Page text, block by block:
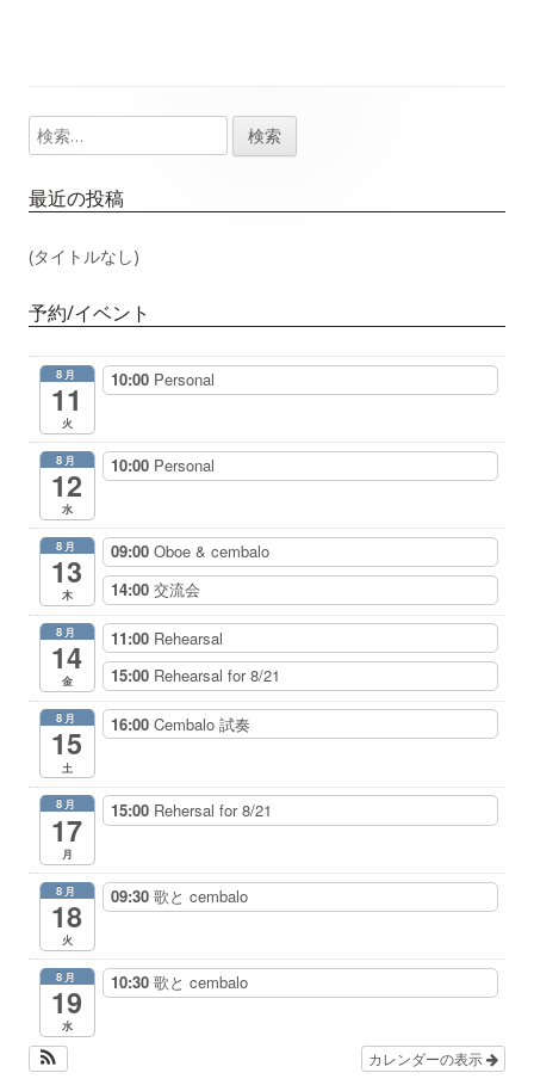
メ
イ
ン
サ
イ
ド
バ
検
索:
最近の投稿
(タイトルなし)
予約/イベント
8月
11
火
10:00 Personal
8月
12
水
10:00 Personal
8月
13
木
09:00 Oboe & cembalo
14:00 交流会
8月
14
金
11:00 Rehearsal
15:00 Rehearsal for 8/21
8月
15
土
16:00 Cembalo 試奏
8月
17
月
15:00 Rehersal for 8/21
8月
18
火
09:30 歌と cembalo
8月
19
水
10:30 歌と cembalo
カレンダーの表示